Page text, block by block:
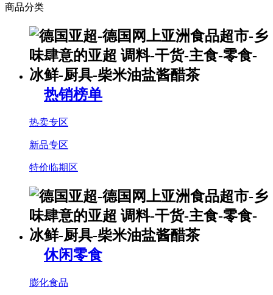
商品分类
热销榜单
热卖专区
新品专区
特价临期区
休闲零食
膨化食品